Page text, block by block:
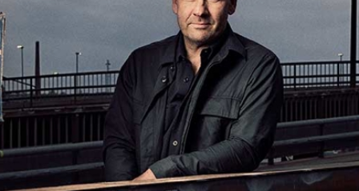
SVT Agendas direktsändning 18 november 2019
handlar om det gängrelaterade våldet efter flera
hänsynslösa skjutningar i Malmö. Statsministern
är i studion och pressas av programledaren om
vad det allt grövre våldet gör med Sverige. Till
sist ger Stefan Löfven ett svar som kommer att
leva ett eget liv efter programmet.